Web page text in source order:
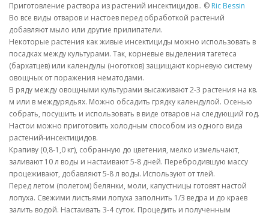
Приготовление раствора из растений инсектицидов.. © Ric Bessin
Во все виды отваров и настоев перед обработкой растений
добавляют мыло или другие прилипатели.
Некоторые растения как живые инсектициды можно использовать в
посадках между культурами. Так, корневые выделения тагетеса
(бархатцев) или календулы (ноготков) защищают корневую систему
овощных от поражения нематодами.
В ряду между овощными культурами высаживают 2-3 растения на кв.
м или в междурядьях. Можно обсадить грядку календулой. Осенью
собрать, посушить и использовать в виде отваров на следующий год.
Настои можно приготовить холодным способом из одного вида
растений-инсектицидов.
Крапиву (0,8-1,0 кг), собранную до цветения, мелко измельчают,
заливают 10 л воды и настаивают 5-8 дней. Перебродившую массу
процеживают, добавляют 5-8 л воды. Используют от тлей.
Перед летом (полетом) белянки, моли, капустницы готовят настой
лопуха. Свежими листьями лопуха заполнить 1/3 ведра и до краев
залить водой. Настаивать 3-4 суток. Процедить и полученным